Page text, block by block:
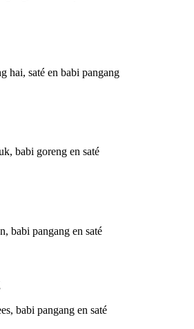
hai, saté en babi pangang
babi goreng en saté
babi pangang en saté
babi pangang en saté